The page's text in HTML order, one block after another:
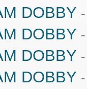
DOBBY
DOBBY
DOBBY
DOBBY